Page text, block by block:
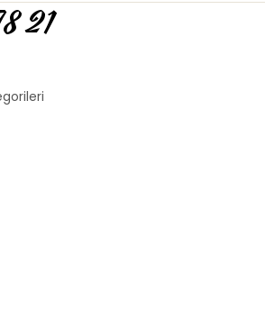
21